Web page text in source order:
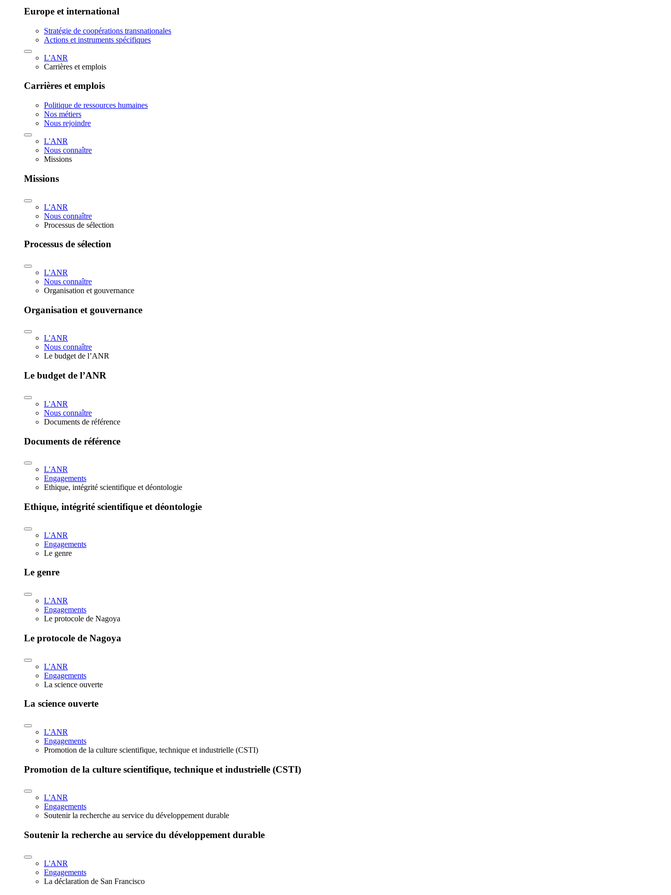
Europe et international
Stratégie de coopérations transnationales
Actions et instruments spécifiques
L'ANR
Carrières et emplois
Carrières et emplois
Politique de ressources humaines
Nos métiers
Nous rejoindre
L'ANR
Nous connaître
Missions
Missions
L'ANR
Nous connaître
Processus de sélection
Processus de sélection
L'ANR
Nous connaître
Organisation et gouvernance
Organisation et gouvernance
L'ANR
Nous connaître
Le budget de l’ANR
Le budget de l’ANR
L'ANR
Nous connaître
Documents de référence
Documents de référence
L'ANR
Engagements
Ethique, intégrité scientifique et déontologie
Ethique, intégrité scientifique et déontologie
L'ANR
Engagements
Le genre
Le genre
L'ANR
Engagements
Le protocole de Nagoya
Le protocole de Nagoya
L'ANR
Engagements
La science ouverte
La science ouverte
L'ANR
Engagements
Promotion de la culture scientifique, technique et industrielle (CSTI)
Promotion de la culture scientifique, technique et industrielle (CSTI)
L'ANR
Engagements
Soutenir la recherche au service du développement durable
Soutenir la recherche au service du développement durable
L'ANR
Engagements
La déclaration de San Francisco